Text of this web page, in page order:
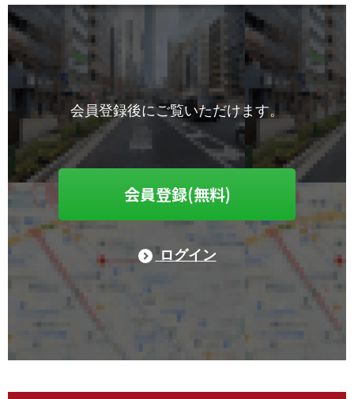
会員登録後にご覧いただけます。
会員登録(無料)
ログイン